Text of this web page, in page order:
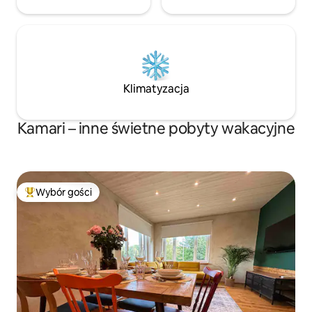
Klimatyzacja
Kamari – inne świetne pobyty wakacyjne
Najpopularniejsze z kategorii Wybór gości
Wybór gości